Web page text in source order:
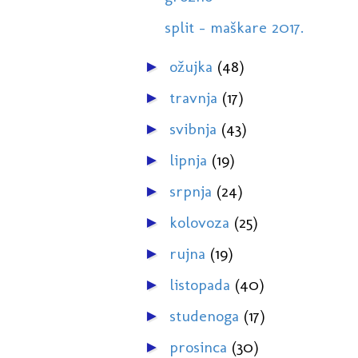
split - maškare 2017.
► ožujka (48)
► travnja (17)
► svibnja (43)
► lipnja (19)
► srpnja (24)
► kolovoza (25)
► rujna (19)
► listopada (40)
► studenoga (17)
► prosinca (30)